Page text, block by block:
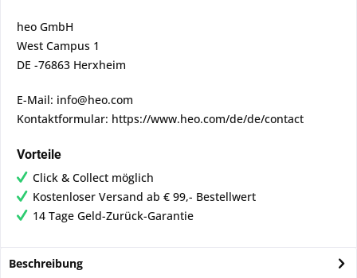
heo GmbH
West Campus 1
DE -76863 Herxheim
E-Mail: info@heo.com
Kontaktformular: https://www.heo.com/de/de/contact
Vorteile
Click & Collect möglich
Kostenloser Versand ab € 99,- Bestellwert
14 Tage Geld-Zurück-Garantie
Beschreibung